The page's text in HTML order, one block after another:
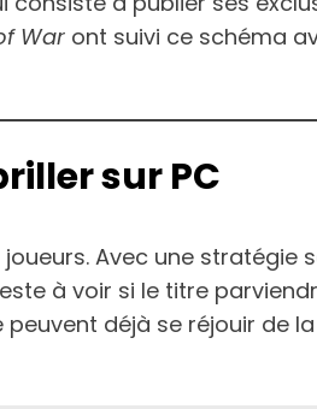
War ont suivi ce schéma
sur PC
Avec une stratégie
à voir si le titre
peuvent déjà se réjouir de